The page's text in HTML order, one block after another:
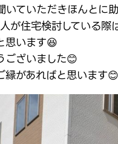
いていただきほんとに
人が住宅検討している際
思います😆
ございました😊
縁があればと思います😊